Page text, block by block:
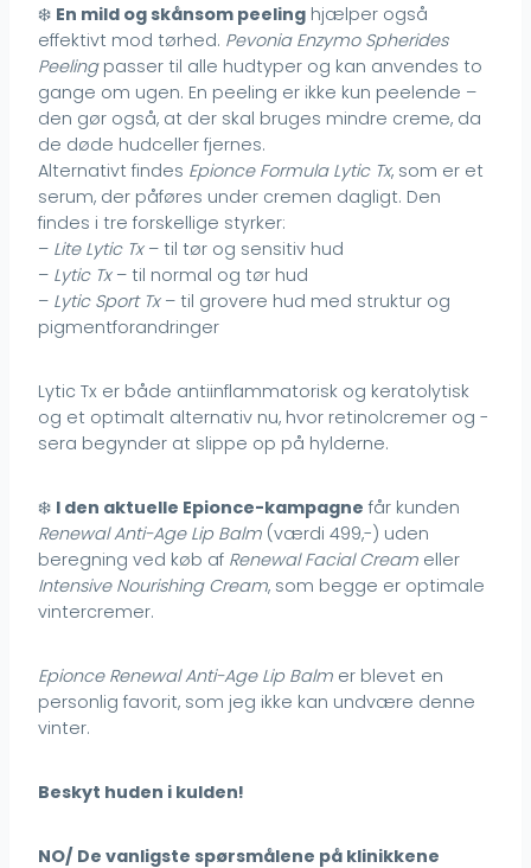
❄️ En mild og skånsom peeling hjælper også
effektivt mod tørhed. Pevonia Enzymo Spherides
Peelingpasser til alle hudtyper og kan anvendes to
gange om ugen. En peeling er ikke kun peelende –
den gør også, at der skal bruges mindre creme, da
de døde hudceller fjernes.
Alternativt findes Epionce Formula Lytic Tx, som er et
serum, der påføres under cremen dagligt. Den
findes i tre forskellige styrker:
– Lite Lytic Tx– til tør og sensitiv hud
– Lytic Tx– til normal og tør hud
– Lytic Sport Tx– til grovere hud med struktur og
pigmentforandringer
Lytic Tx er både antiinflammatorisk og keratolytisk
og et optimalt alternativ nu, hvor retinolcremer og -
sera begynder at slippe op på hylderne.
❄️ I den aktuelle Epionce-kampagne får kunden
Renewal Anti-Age Lip Balm (værdi 499,-) uden
beregning ved køb af Renewal Facial Cream eller
Intensive Nourishing Cream, som begge er optimale
vintercremer.
Epionce Renewal Anti-Age Lip Balm er blevet en
personlig favorit, som jeg ikke kan undvære denne
vinter.
Beskyt huden i kulden!
NO/ De vanligste spørsmålene på klinikkene